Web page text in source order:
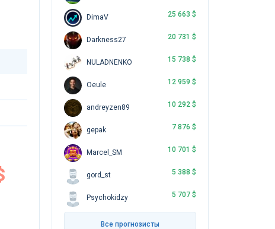
DimaV 25 663 $
Darkness27 20 731 $
NULADNENKO 15 738 $
Oeule 12 959 $
andreyzen89 10 292 $
gepak 7 876 $
Marcel_SM 10 701 $
gord_st 5 388 $
Psychokidzy 5 707 $
Все прогнозисты